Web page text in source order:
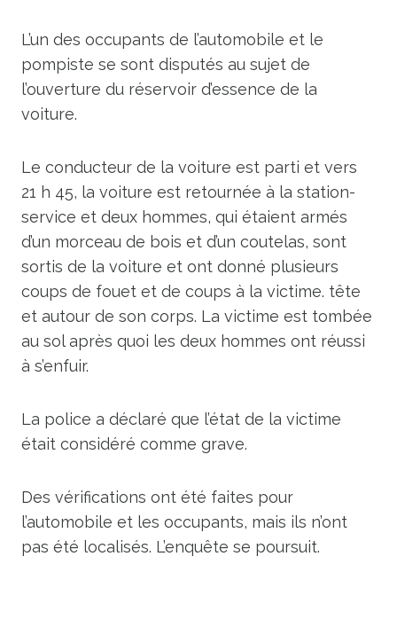
L’un des occupants de l’automobile et le
pompiste se sont disputés au sujet de
l’ouverture du réservoir d’essence de la
voiture.
Le conducteur de la voiture est parti et vers
21 h 45, la voiture est retournée à la station-
service et deux hommes, qui étaient armés
d’un morceau de bois et d’un coutelas, sont
sortis de la voiture et ont donné plusieurs
coups de fouet et de coups à la victime. tête
et autour de son corps. La victime est tombée
au sol après quoi les deux hommes ont réussi
à s’enfuir.
La police a déclaré que l’état de la victime
était considéré comme grave.
Des vérifications ont été faites pour
l’automobile et les occupants, mais ils n’ont
pas été localisés. L’enquête se poursuit.